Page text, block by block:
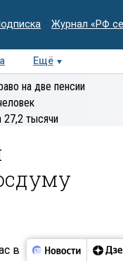
Журнал «РФ
Ещё
на две пенсии
27,2 тысячи
в